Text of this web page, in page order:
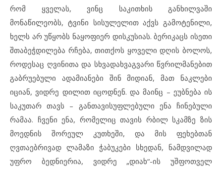
რომ ყველას, ვინც საკითხის განხილვაში
მონაწილეობს, ტვინი სისულელით აქვს გამოტენილი,
ხელს არ უწყობს ნაყოფიერ დისკუსიას. ბერიკაცს ისეთი
შთაბეჭდილება რჩება, თითქოს ყოველი დღის ბოლოს,
როდესაც ღვინითა და სხვადახვაგვარი წვრილმანებით
გაბრუებული ადამიანები შინ მიდიან, მათ ნაკლები
იციან, ვიდრე დილით იცოდნენ. და მაინც – ეუბნება ის
საკუთარ თავს – განთავისუფლებული ენა ჩინებული
რამაა. ჩვენი ენა, რომელიც თავის რბილ სკამზე ზის
მოედნის შორეულ კუთხეში, და მის ფეხებთან
ღვთაებრივად ლამაზი ჭაბუკები სხედან, ნამდვილად
უფრო ბედნიერია, ვიდრე „დიახ“-ის უშფოთველ